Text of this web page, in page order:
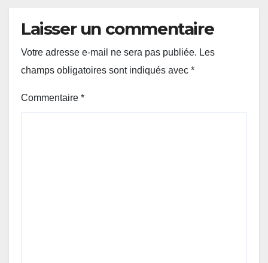
Laisser un commentaire
Votre adresse e-mail ne sera pas publiée. Les
champs obligatoires sont indiqués avec *
Commentaire *